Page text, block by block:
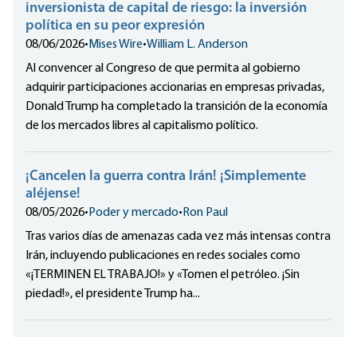
inversionista de capital de riesgo: la inversión
política en su peor expresión
08/06/2026• Mises Wire•William L. Anderson
Al convencer al Congreso de que permita al gobierno
adquirir participaciones accionarias en empresas privadas,
Donald Trump ha completado la transición de la economía
de los mercados libres al capitalismo político.
¡Cancelen la guerra contra Irán! ¡Simplemente
aléjense!
08/05/2026• Poder y mercado• Ron Paul
Tras varios días de amenazas cada vez más intensas contra
Irán, incluyendo publicaciones en redes sociales como
«¡TERMINEN EL TRABAJO!» y «Tomen el petróleo. ¡Sin
piedad!», el presidente Trump ha...